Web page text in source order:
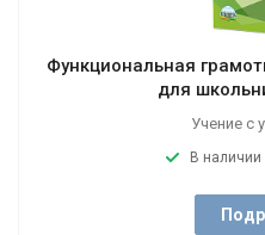
Функциональная
для
Учение с
В наличии